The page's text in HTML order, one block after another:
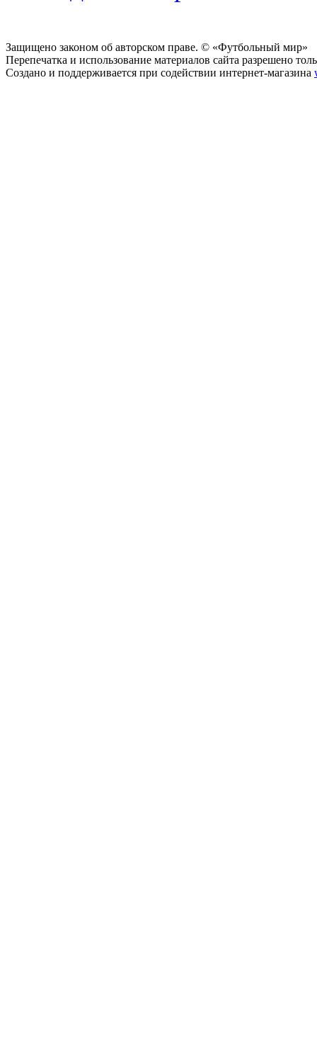
Защищено законом об авторском праве. © «Футбольный мир»
Перепечатка и использование материалов сайта разрешено
Создано и поддерживается при содействии интернет-магазина